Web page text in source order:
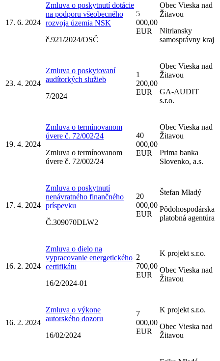
17. 6. 2024
Zmluva o poskytnutí dotácie
na podporu všeobecného
rozvoja územia NSK
č.921/2024/OSČ
5
000,00
EUR
Obec Vieska nad
Žitavou
Nitriansky
samosprávny kraj
23. 4. 2024
Zmluva o poskytovaní
audítorkých služieb
7/2024
1
200,00
EUR
Obec Vieska nad
Žitavou
GA-AUDIT
s.r.o.
19. 4. 2024
Zmluva o termínovanom
úvere č. 72/002/24
Zmluva o termínovanom
úvere č. 72/002/24
40
000,00
EUR
Obec Vieska nad
Žitavou
Prima banka
Slovenko, a.s.
17. 4. 2024
Zmluva o poskytnutí
nenávratného finančného
príspevku
Č.309070DLW2
20
000,00
EUR
Štefan Mladý
Pôdohospodárska
platobná agentúra
16. 2. 2024
Zmluva o dielo na
vypracovanie energetického
certifikátu
16/2/2024-01
2
700,00
EUR
K projekt s.r.o.
Obec Vieska nad
Žitavou
16. 2. 2024
Zmluva o výkone
autorského dozoru
16/02/2024
7
000,00
EUR
K projekt s.r.o.
Obec Vieska nad
Žitavou